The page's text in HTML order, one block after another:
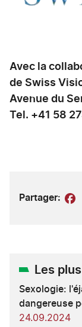
Avec la
de Swiss
Avenue du
Tel. +41 58
Partager:
Les
Sexologie:
dangereuse
24.09.2024